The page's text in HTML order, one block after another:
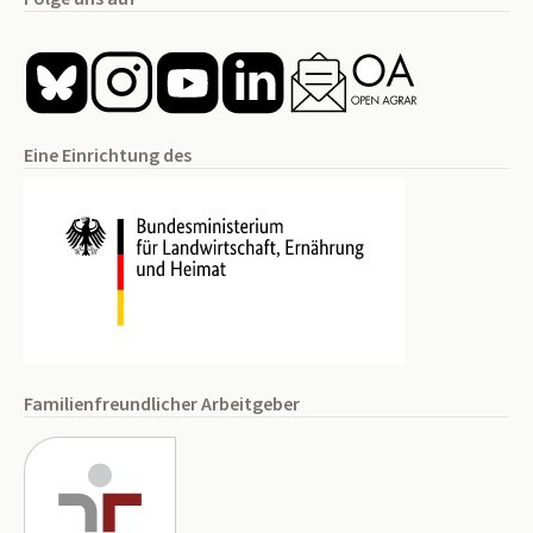
Eine Einrichtung des
Familienfreundlicher Arbeitgeber